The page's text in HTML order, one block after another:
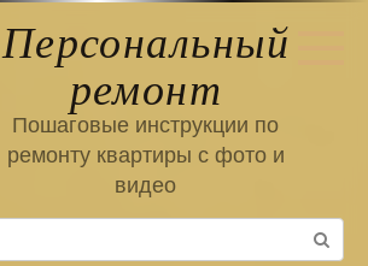
Персональный
ремонт
Пошаговые инструкции по
ремонту квартиры с фото и
видео